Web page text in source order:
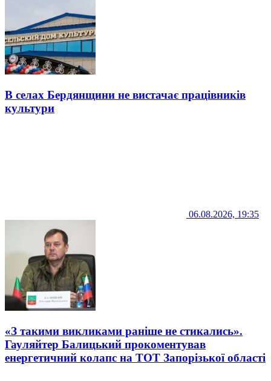
В селах Бердянщини не вистачає працівників
культури
06.08.2026, 19:35
«З такими викликами раніше не стикались».
Гауляйтер Балицький прокоментував
енергетичний колапс на ТОТ Запорізької області